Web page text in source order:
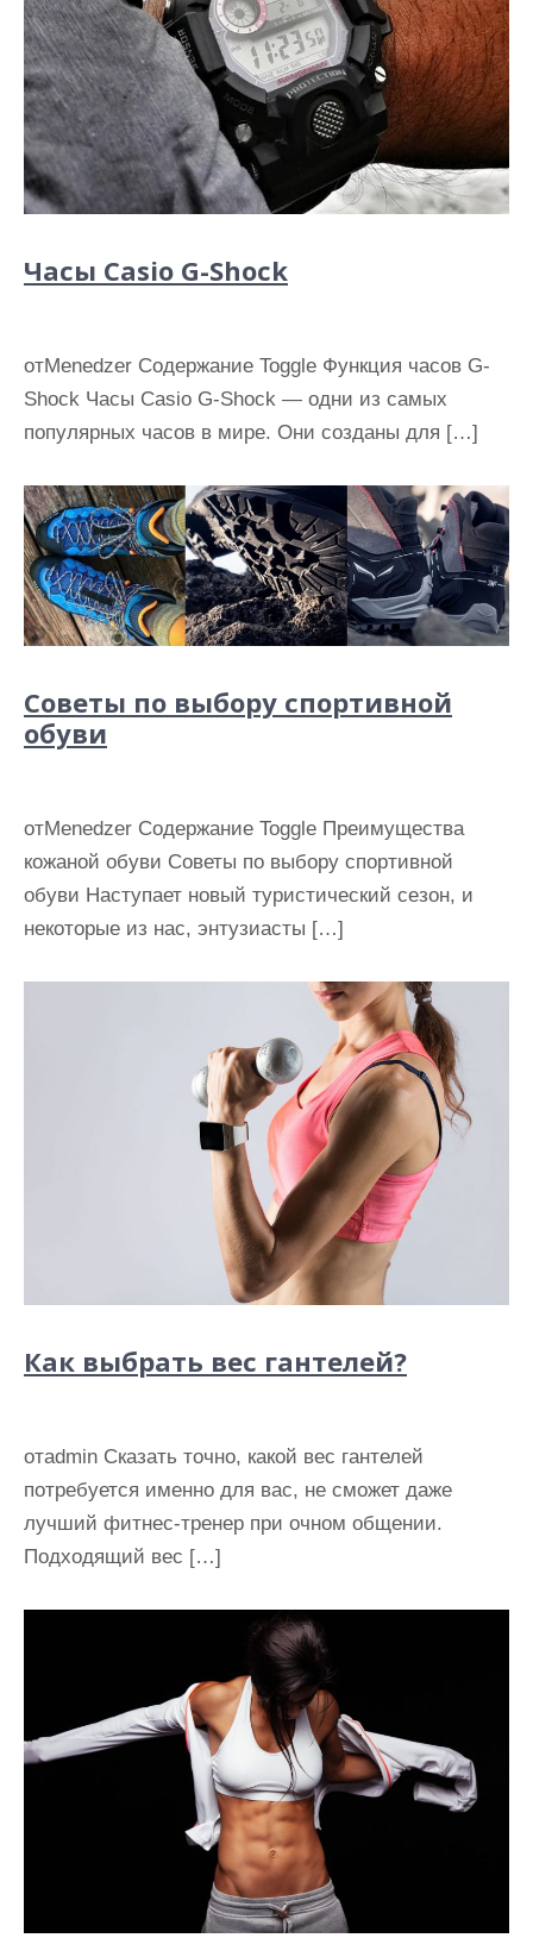
Часы Casio G-Shock
отMenedzer Содержание Toggle Функция часов G-
Shock Часы Casio G-Shock — одни из самых
популярных часов в мире. Они созданы для […]
Советы по выбору спортивной
обуви
отMenedzer Содержание Toggle Преимущества
кожаной обуви Советы по выбору спортивной
обуви Наступает новый туристический сезон, и
некоторые из нас, энтузиасты […]
Как выбрать вес гантелей?
отadmin Сказать точно, какой вес гантелей
потребуется именно для вас, не сможет даже
лучший фитнес-тренер при очном общении.
Подходящий вес […]